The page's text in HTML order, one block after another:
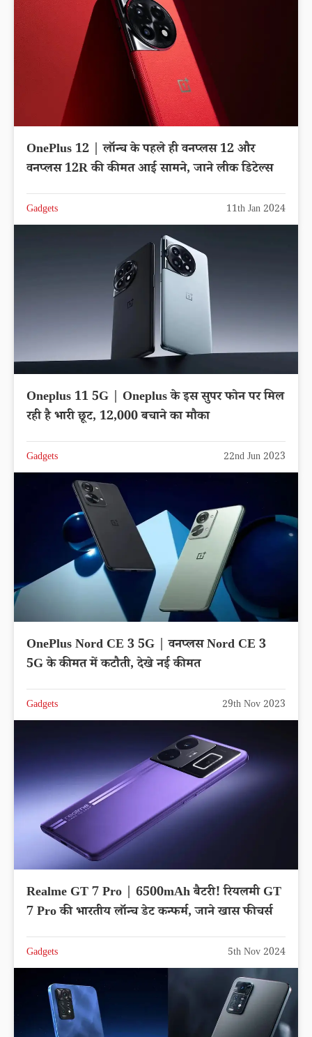
OnePlus 12 | लॉन्च के पहले ही वनप्लस 12 और
वनप्लस 12R की कीमत आई सामने, जाने लीक डिटेल्स
Gadgets 11th Jan 2024
Oneplus 11 5G | Oneplus के इस सुपर फोन पर मिल
रही है भारी छूट, 12,000 बचाने का मौका
Gadgets 22nd Jun 2023
OnePlus Nord CE 3 5G | वनप्लस Nord CE 3
5G के कीमत में कटौती, देखे नई कीमत
Gadgets 29th Nov 2023
Realme GT 7 Pro | 6500mAh बैटरी! रियलमी GT
7 Pro की भारतीय लॉन्च डेट कन्फर्म, जाने खास फीचर्स
Gadgets 5th Nov 2024